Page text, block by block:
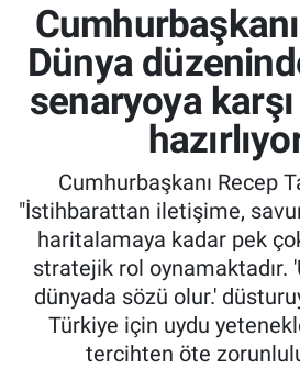
Dünya
senaryoya
Cumhurbaşkanı Recep
"İstihbarattan iletişime,
haritalamaya kadar pek
stratejik rol oynamaktadır.
dünyada sözü olur.'
Türkiye için uydu
tercihten öte